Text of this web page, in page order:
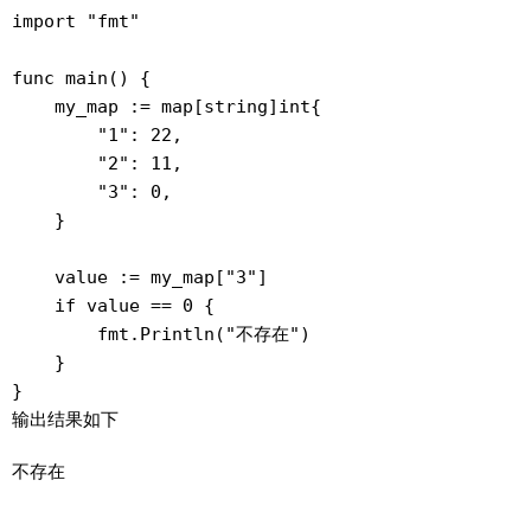
import "fmt"
func main() {
    my_map := map[string]int{
        "1": 22,
        "2": 11,
        "3": 0,
    }
    value := my_map["3"]
    if value == 0 {
        fmt.Println("不存在")
    }
}
输出结果如下
不存在